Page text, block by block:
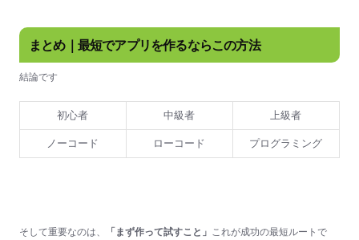
まとめ｜最短でアプリを作るならこの方法
結論です
初心者 中級者
上級者
ノーコード
ローコード プログラミング
そして重要なのは、 「まず作って試すこと」 これが成功の最短ルートで